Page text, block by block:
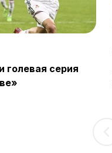
голевая серия